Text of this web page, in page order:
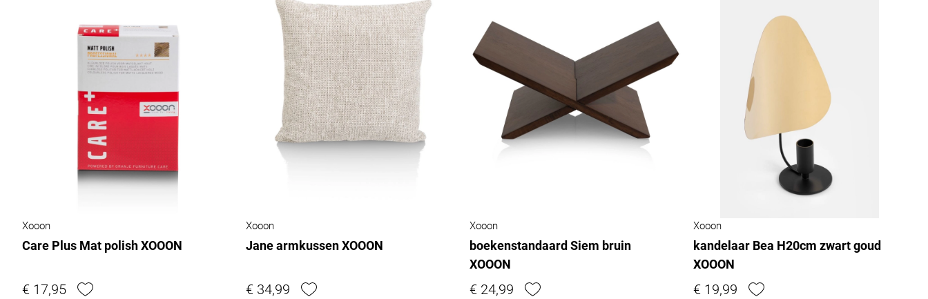
Xooon
Care Plus Mat polish XOOON
€ 17,95
Xooon
Jane armkussen XOOON
€ 34,99
Xooon
boekenstandaard Siem bruin
XOOON
€ 24,99
Xooon
kandelaar Bea H20cm zwart goud
XOOON
€ 19,99